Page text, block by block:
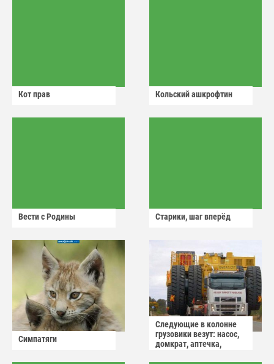
Кот прав Кольский ашкрофтин
Вести с Родины Старики, шаг вперёд
Симпатяги
Следующие в колонне
грузовики везут: насос,
домкрат, аптечка,